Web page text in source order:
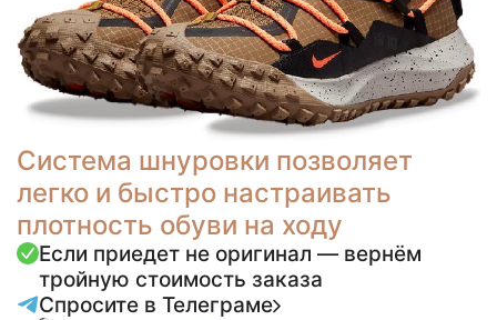
Система шнуровки позволяет
легко и быстро настраивать
плотность обуви на ходу
Если приедет не оригинал — вернём
тройную стоимость заказа
Спросите в Телеграме